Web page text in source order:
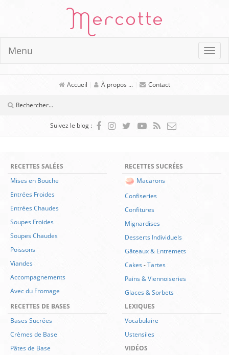
Mercotte
Menu
Accueil À propos ... Contact
Suivez le blog :
RECETTES SALÉES
Mises en Bouche
Entrées Froides
Entrées Chaudes
Soupes Froides
Soupes Chaudes
Poissons
Viandes
Accompagnements
Avec du Fromage
RECETTES SUCRÉES
Macarons
Confiseries
Confitures
Mignardises
Desserts Individuels
Gâteaux & Entremets
Cakes-Tartes
Pains & Viennoiseries
Glaces & Sorbets
RECETTES DE BASES
Bases Sucrées
Crèmes de Base
Pâtes de Base
LEXIQUES
Vocabulaire
Ustensiles
VIDÉOS